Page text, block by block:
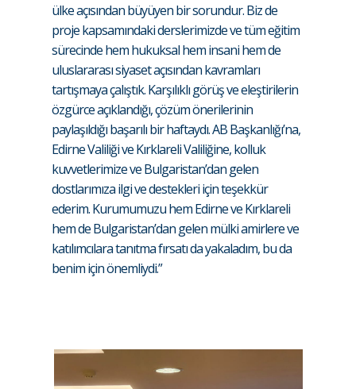
ülke açısından büyüyen bir sorundur. Biz de
proje kapsamındaki derslerimizde ve tüm eğitim
sürecinde hem hukuksal hem insani hem de
uluslararası siyaset açısından kavramları
tartışmaya çalıştık. Karşılıklı görüş ve eleştirilerin
özgürce açıklandığı, çözüm önerilerinin
paylaşıldığı başarılı bir haftaydı. AB Başkanlığı’na,
Edirne Valiliği ve Kırklareli Valiliğine, kolluk
kuvvetlerimize ve Bulgaristan’dan gelen
dostlarımıza ilgi ve destekleri için teşekkür
ederim. Kurumumuzu hem Edirne ve Kırklareli
hem de Bulgaristan’dan gelen mülki amirlere ve
katılımcılara tanıtma fırsatı da yakaladım, bu da
benim için önemliydi.”